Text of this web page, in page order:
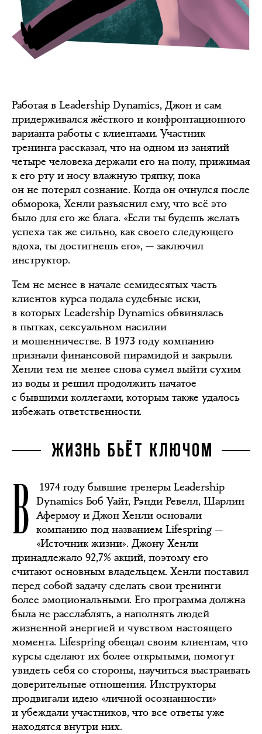
Работая в Leadership Dynamics, Джон и сам
придерживался жёсткого и конфронтационного
варианта работы с клиентами. Участник
тренинга рассказал, что на одном из занятий
четыре человека держали его на полу, прижимая
к его рту и носу влажную тряпку, пока
он не потерял сознание. Когда он очнулся после
обморока, Хенли разъяснил ему, что всё это
было для его же блага. «Если ты будешь желать
успеха так же сильно, как своего следующего
вдоха, ты достигнешь его», — заключил
инструктор.
Тем не менее в начале семидесятых часть
клиентов курса подала судебные иски,
в которых Leadership Dynamics обвинялась
в пытках, сексуальном насилии
и мошенничестве. В 1973 году компанию
признали финансовой пирамидой и закрыли.
Хенли тем не менее снова сумел выйти сухим
из воды и решил продолжить начатое
с бывшими коллегами, которым также удалось
избежать ответственности.
ЖИЗНЬ БЬЁТ КЛЮЧОМ
В
1974 году бывшие тренеры Leadership
Dynamics Боб Уайт, Рэнди Ревелл, Шарлин
Афермоу и Джон Хенли основали
компанию под названием Lifespring —
«Источник жизни». Джону Хенли
принадлежало 92,7% акций, поэтому его
считают основным владельцем. Хенли поставил
перед собой задачу сделать свои тренинги
более эмоциональными. Его программа должна
была не расслаблять, а наполнять людей
жизненной энергией и чувством настоящего
момента. Lifespring обещал своим клиентам, что
курсы сделают их более открытыми, помогут
увидеть себя со стороны, научиться выстраивать
доверительные отношения. Инструкторы
продвигали идею «личной осознанности»
и убеждали участников, что все ответы уже
находятся внутри них.